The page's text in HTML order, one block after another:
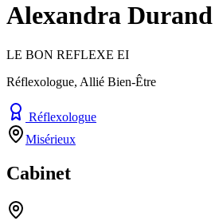
Alexandra Durand
LE BON REFLEXE EI
Réflexologue, Allié Bien-Être
Réflexologue
Misérieux
Cabinet